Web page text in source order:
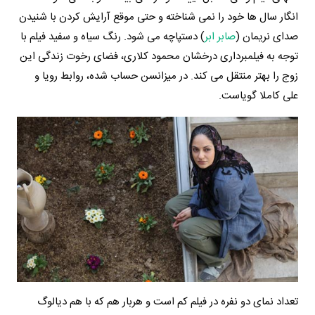
انگار سال ها خود را نمی شناخته و حتی موقع آرایش کردن با شنیدن
صدای نریمان (صابر ابر) دستپاچه می شود. رنگ سیاه و سفید فیلم با
توجه به فیلمبرداری درخشان محمود کلاری، فضای رخوت زندگی این
زوج را بهتر منتقل می کند. در میزانسن حساب شده، روابط رویا و
علی کاملا گویاست.
تعداد نمای دو نفره در فیلم کم است و هربار هم که با هم دیالوگ